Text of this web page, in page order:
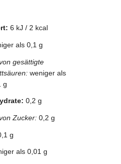
6 kJ / 2 kcal
als 0,1 g
gesättigte
weniger als
g
0,2 g
Zucker:0,2 g
g
als 0,01 g